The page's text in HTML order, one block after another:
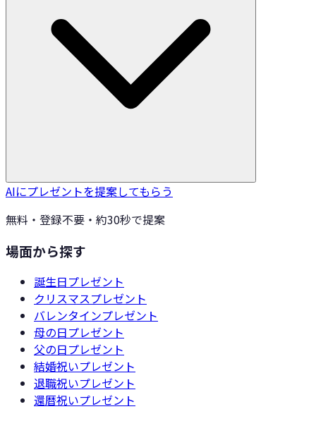
AIにプレゼントを提案してもらう
無料・登録不要・約30秒で提案
場面から探す
誕生日プレゼント
クリスマスプレゼント
バレンタインプレゼント
母の日プレゼント
父の日プレゼント
結婚祝いプレゼント
退職祝いプレゼント
還暦祝いプレゼント